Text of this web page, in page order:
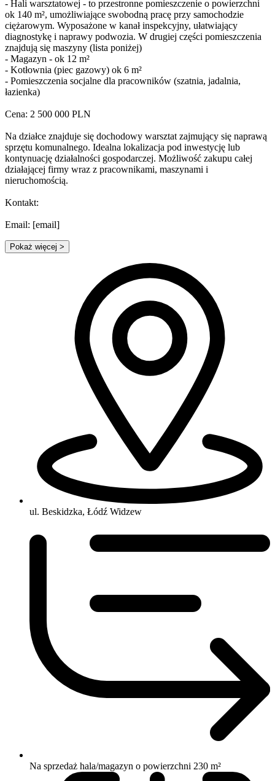
- Hali warsztatowej - to przestronne pomieszczenie o powierzchni
ok 140 m², umożliwiające swobodną pracę przy samochodzie
ciężarowym. Wyposażone w kanał inspekcyjny, ułatwiający
diagnostykę i naprawy podwozia. W drugiej części pomieszczenia
znajdują się maszyny (lista poniżej)
- Magazyn - ok 12 m²
- Kotłownia (piec gazowy) ok 6 m²
- Pomieszczenia socjalne dla pracowników (szatnia, jadalnia,
łazienka)
Cena: 2 500 000 PLN
Na działce znajduje się dochodowy warsztat zajmujący się naprawą
sprzętu komunalnego. Idealna lokalizacja pod inwestycję lub
kontynuację działalności gospodarczej. Możliwość zakupu całej
działającej firmy wraz z pracownikami, maszynami i
nieruchomością.
Kontakt:
Email: [email]
Pokaż więcej >
ul. Beskidzka, Łódź Widzew
Na sprzedaż hala/magazyn o powierzchni 230 m²